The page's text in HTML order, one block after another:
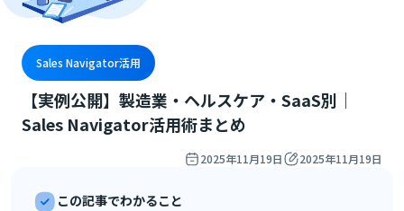
Sales Navigator活用
【実例公開】製造業・ヘルスケア・SaaS別｜
Sales Navigator活用術まとめ
2025年11月19日 2025年11月19日
この記事でわかること